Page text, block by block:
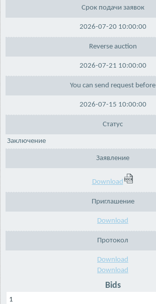
Срок подачи заявок
2026-07-20 10:00:00
Reverse auction
2026-07-21 10:00:00
You can send request before
2026-07-15 10:00:00
Статус
Заключение
Заявление
Download
Приглашение
Download
Протокол
Download
Download
Bids
1